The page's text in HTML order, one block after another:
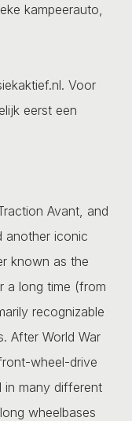
kampeerauto,
Voor
eerst een
Avant, and
another iconic
known as the
a long time (from
recognizable
After World War
wheel-drive
in many different
wheelbases